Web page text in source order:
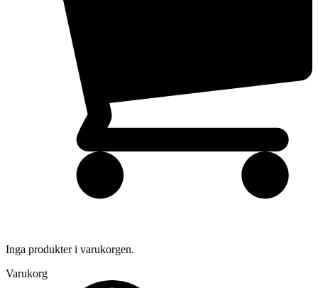
Inga produkter i varukorgen.
Varukorg